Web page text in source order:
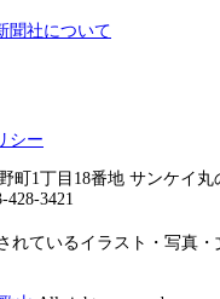
聞社について
シー
町1丁目18番地 サンケイ
3421
れているイラスト・写真